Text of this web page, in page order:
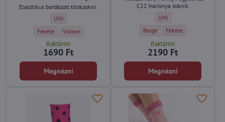
Elasztikus bordázott titokzokni.
Bordás titokzokni szilikonnal a sarkán FASHION Z30 Marilyn -
UNI
Bordás titokzokni szilikonnal a sarkán FASHION Z30 Marilyn - Szín:
Fekete Bordás titokzokni szilikonnal a sarkán FASHION Z30 Marilyn -
Visone
Raktáron
1690 Ft
Megnézni
C22 harisnya zoknit.
Női zokni finom mintával
UNI
Női zokni finom mintával SL
Beige Női zokni finom
Fekete
Raktáron
2190 Ft
Megnézni